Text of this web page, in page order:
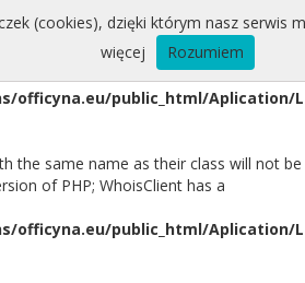
the same name as their class will not be
of PHP; Whois has a deprecated
officyna.eu/public_html/Aplication/
the same name as their class will not be
of PHP; WhoisClient has a
officyna.eu/public_html/Aplication/
(cookies), dzięki którym nasz serwis
więcej
Rozumiem